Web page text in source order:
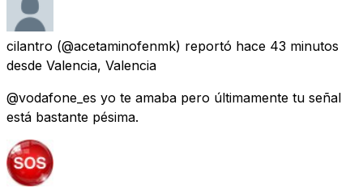
cilantro (@acetaminofenmk) reportó hace 43 minutos
desde Valencia, Valencia
@vodafone_es yo te amaba pero últimamente tu señal
está bastante pésima.